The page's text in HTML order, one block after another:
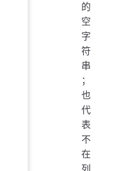
的
空
字
符
串
；
也
代
表
不
在
列